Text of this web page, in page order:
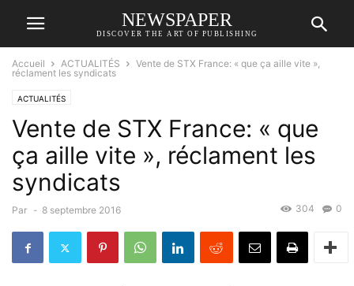
NEWSPAPER
DISCOVER THE ART OF PUBLISHING
Accueil ACTUALITÉS
Vente de STX France: « que ça aille vite »,
réclament les syndicats
ACTUALITÉS
Vente de STX France: « que
ça aille vite », réclament les
syndicats
Par - 8 septembre 2016 0
304